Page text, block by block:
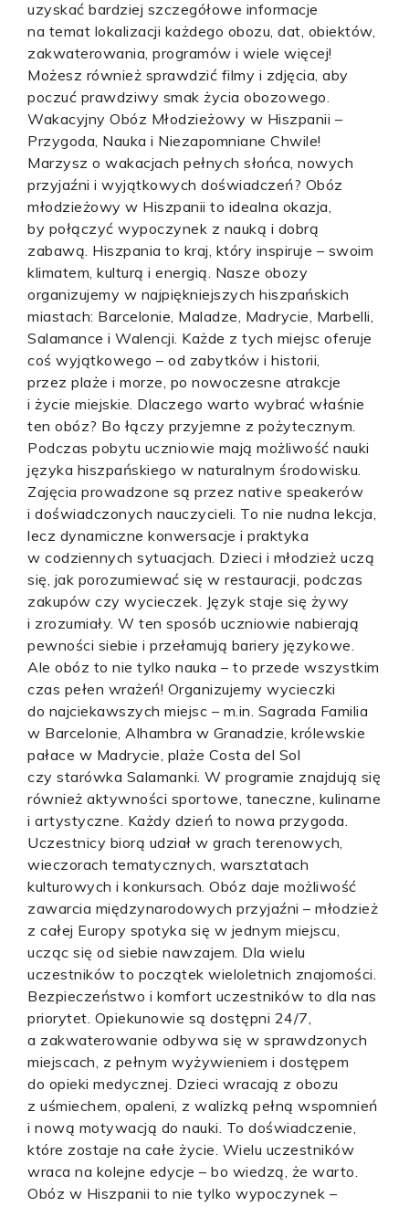
uzyskać bardziej szczegółowe informacje
na temat lokalizacji każdego obozu, dat, obiektów,
zakwaterowania, programów i wiele więcej!
Możesz również sprawdzić filmy i zdjęcia, aby
poczuć prawdziwy smak życia obozowego.
Wakacyjny Obóz Młodzieżowy w Hiszpanii –
Przygoda, Nauka i Niezapomniane Chwile!
Marzysz o wakacjach pełnych słońca, nowych
przyjaźni i wyjątkowych doświadczeń? Obóz
młodzieżowy w Hiszpanii to idealna okazja,
by połączyć wypoczynek z nauką i dobrą
zabawą. Hiszpania to kraj, który inspiruje – swoim
klimatem, kulturą i energią. Nasze obozy
organizujemy w najpiękniejszych hiszpańskich
miastach: Barcelonie, Maladze, Madrycie, Marbelli,
Salamance i Walencji. Każde z tych miejsc oferuje
coś wyjątkowego – od zabytków i historii,
przez plaże i morze, po nowoczesne atrakcje
i życie miejskie. Dlaczego warto wybrać właśnie
ten obóz? Bo łączy przyjemne z pożytecznym.
Podczas pobytu uczniowie mają możliwość nauki
języka hiszpańskiego w naturalnym środowisku.
Zajęcia prowadzone są przez native speakerów
i doświadczonych nauczycieli. To nie nudna lekcja,
lecz dynamiczne konwersacje i praktyka
w codziennych sytuacjach. Dzieci i młodzież uczą
się, jak porozumiewać się w restauracji, podczas
zakupów czy wycieczek. Język staje się żywy
i zrozumiały. W ten sposób uczniowie nabierają
pewności siebie i przełamują bariery językowe.
Ale obóz to nie tylko nauka – to przede wszystkim
czas pełen wrażeń! Organizujemy wycieczki
do najciekawszych miejsc – m.in. Sagrada Familia
w Barcelonie, Alhambra w Granadzie, królewskie
pałace w Madrycie, plaże Costa del Sol
czy starówka Salamanki. W programie znajdują się
również aktywności sportowe, taneczne, kulinarne
i artystyczne. Każdy dzień to nowa przygoda.
Uczestnicy biorą udział w grach terenowych,
wieczorach tematycznych, warsztatach
kulturowych i konkursach. Obóz daje możliwość
zawarcia międzynarodowych przyjaźni – młodzież
z całej Europy spotyka się w jednym miejscu,
ucząc się od siebie nawzajem. Dla wielu
uczestników to początek wieloletnich znajomości.
Bezpieczeństwo i komfort uczestników to dla nas
priorytet. Opiekunowie są dostępni 24/7,
a zakwaterowanie odbywa się w sprawdzonych
miejscach, z pełnym wyżywieniem i dostępem
do opieki medycznej. Dzieci wracają z obozu
z uśmiechem, opaleni, z walizką pełną wspomnień
i nową motywacją do nauki. To doświadczenie,
które zostaje na całe życie. Wielu uczestników
wraca na kolejne edycje – bo wiedzą, że warto.
Obóz w Hiszpanii to nie tylko wypoczynek –